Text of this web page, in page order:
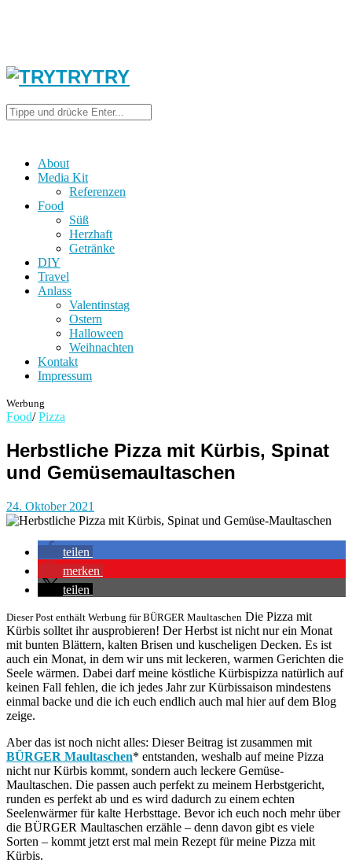
About
Media Kit
Referenzen
Food
Süß
Herzhaft
Getränke
DIY
Travel
Anlass
Valentinstag
Ostern
Halloween
Weihnachten
Kontakt
Impressum
Werbung
Food/ Pizza
Herbstliche Pizza mit Kürbis, Spinat
und Gemüsemaultaschen
24. Oktober 2021
teilen
merken
teilen
Dieser Post enthält Werbung für BÜRGER Maultaschen Die Pizza mit
Kürbis solltet ihr ausprobieren! Der Herbst ist nicht nur ein Monat
mit bunten Blättern, kalten Brisen und kuscheligen Decken. Es ist
auch ein Monat, in dem wir uns mit leckeren, warmen Gerichten die
Seele wärmen. Dabei darf meine köstliche Kürbispizza natürlich auf
keinen Fall fehlen, die ich jedes Jahr zur Kürbissaison mindestens
einmal backe und die ich euch endlich auch mal hier auf dem Blog
zeige.
Aber das ist noch nicht alles: Dieser Beitrag ist zusammen mit
BÜRGER Maultaschen* entstanden, weshalb auf meine Pizza
nicht nur Kürbis kommt, sondern auch leckere Gemüse-
Maultaschen. Die passen auch perfekt zu meinem Herbstgericht,
runden es perfekt ab und es wird dadurch zu einem echten
Seelenwärmer für kalte Herbsttage. Bevor ich euch noch mehr über
die BÜRGER Maultaschen erzähle – denn davon gibt es viele
Sorten – kommt jetzt erst mal mein Rezept für meine Pizza mit
Kürbis.